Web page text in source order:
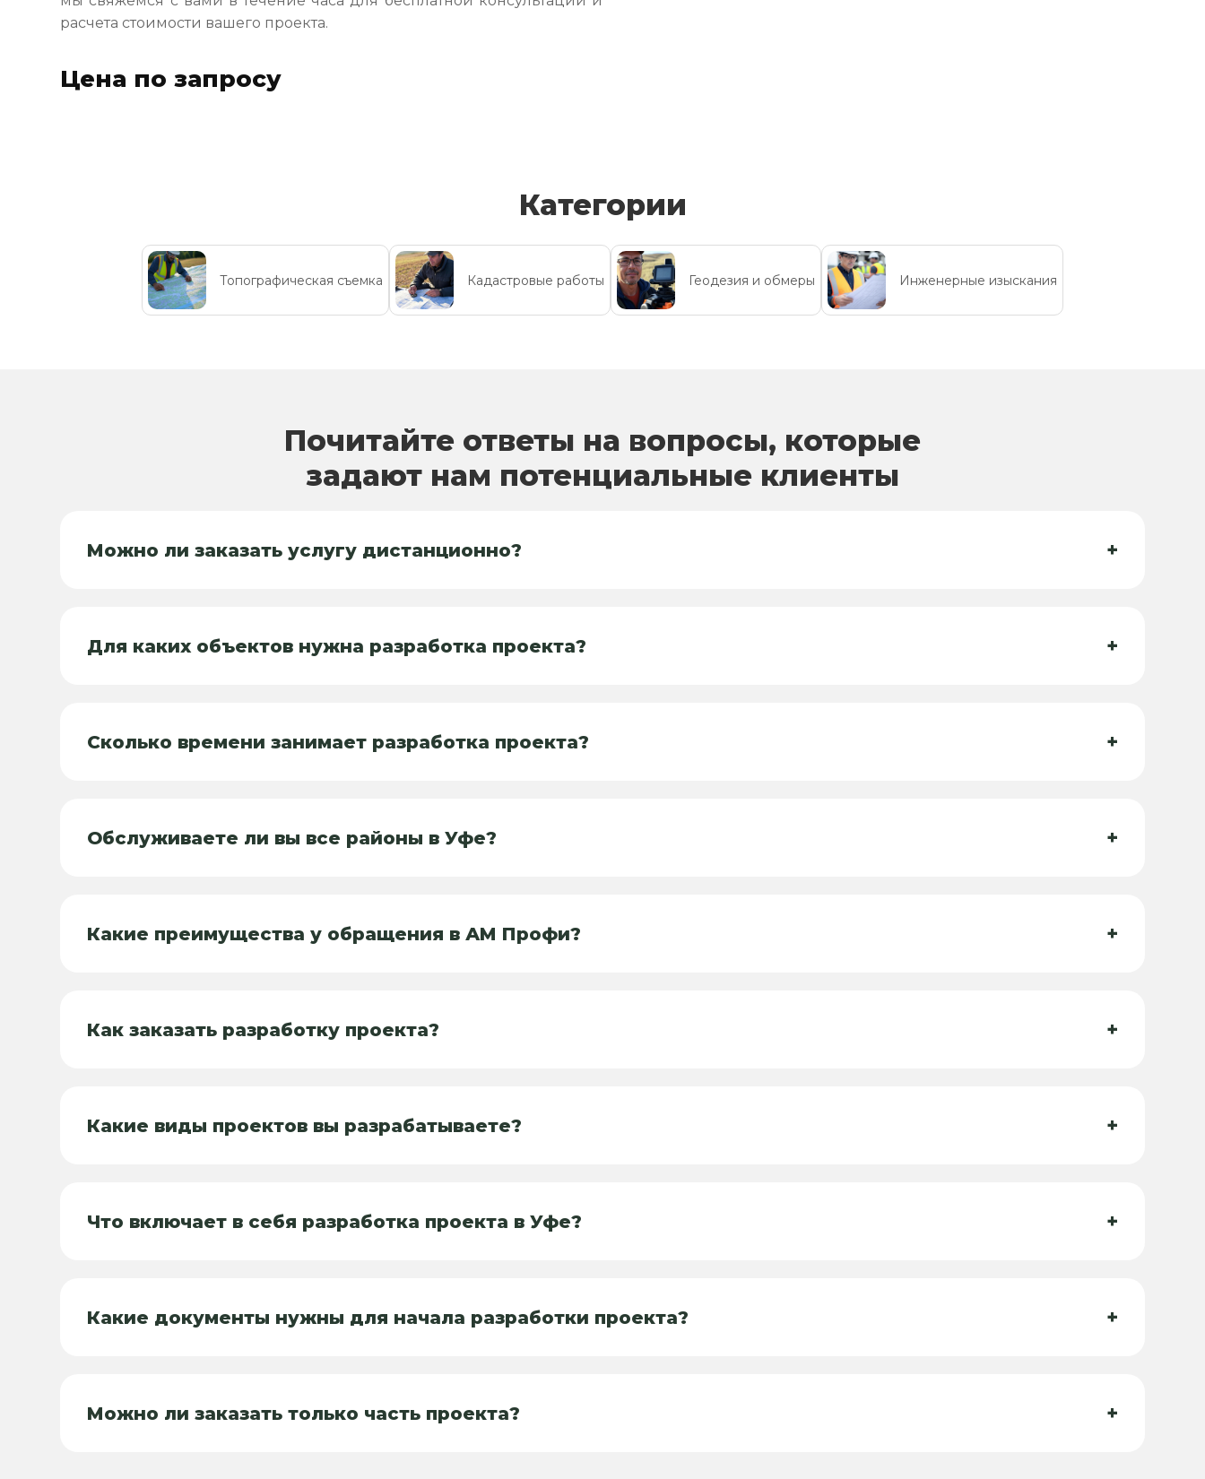
расчета стоимости вашего проекта.
Цена по запросу
Категории
Топографическая съемка Кадастровые работы Геодезия и обмеры Инженерные изыскания
Почитайте ответы на вопросы, которые
задают нам потенциальные клиенты
Можно ли заказать услугу дистанционно? +
Для каких объектов нужна разработка проекта? +
Сколько времени занимает разработка проекта? +
Обслуживаете ли вы все районы в Уфе? +
Какие преимущества у обращения в АМ Профи? +
Как заказать разработку проекта? +
Какие виды проектов вы разрабатываете? +
Что включает в себя разработка проекта в Уфе? +
Какие документы нужны для начала разработки проекта? +
Можно ли заказать только часть проекта? +